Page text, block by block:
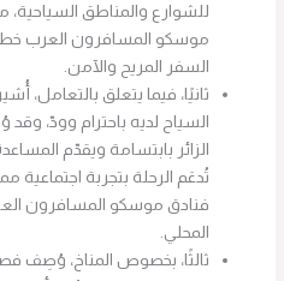
للشوارع والمناطق
موسكو المسافرون العرب
السفر المريح والآمن.
ثانيًا، فيما يتعلق
السياح لديه باحترام وودّ،
الزائر بابتسامة ويقدّم
تُدعَم الرحلة بتجربة
فنادق موسكو المسافرون
المحلي.
ثالثًا، بخصوص المناخ، وُصِف